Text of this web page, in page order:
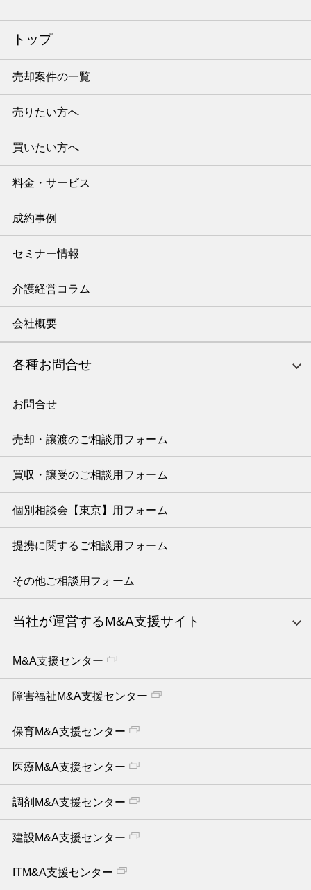
トップ
売却案件の一覧
売りたい方へ
買いたい方へ
料金・サービス
成約事例
セミナー情報
介護経営コラム
会社概要
各種お問合せ
お問合せ
売却・譲渡のご相談用フォーム
買収・譲受のご相談用フォーム
個別相談会【東京】用フォーム
提携に関するご相談用フォーム
その他ご相談用フォーム
当社が運営するM&A支援サイト
M&A支援センター
障害福祉M&A支援センター
保育M&A支援センター
医療M&A支援センター
調剤M&A支援センター
建設M&A支援センター
ITM&A支援センター